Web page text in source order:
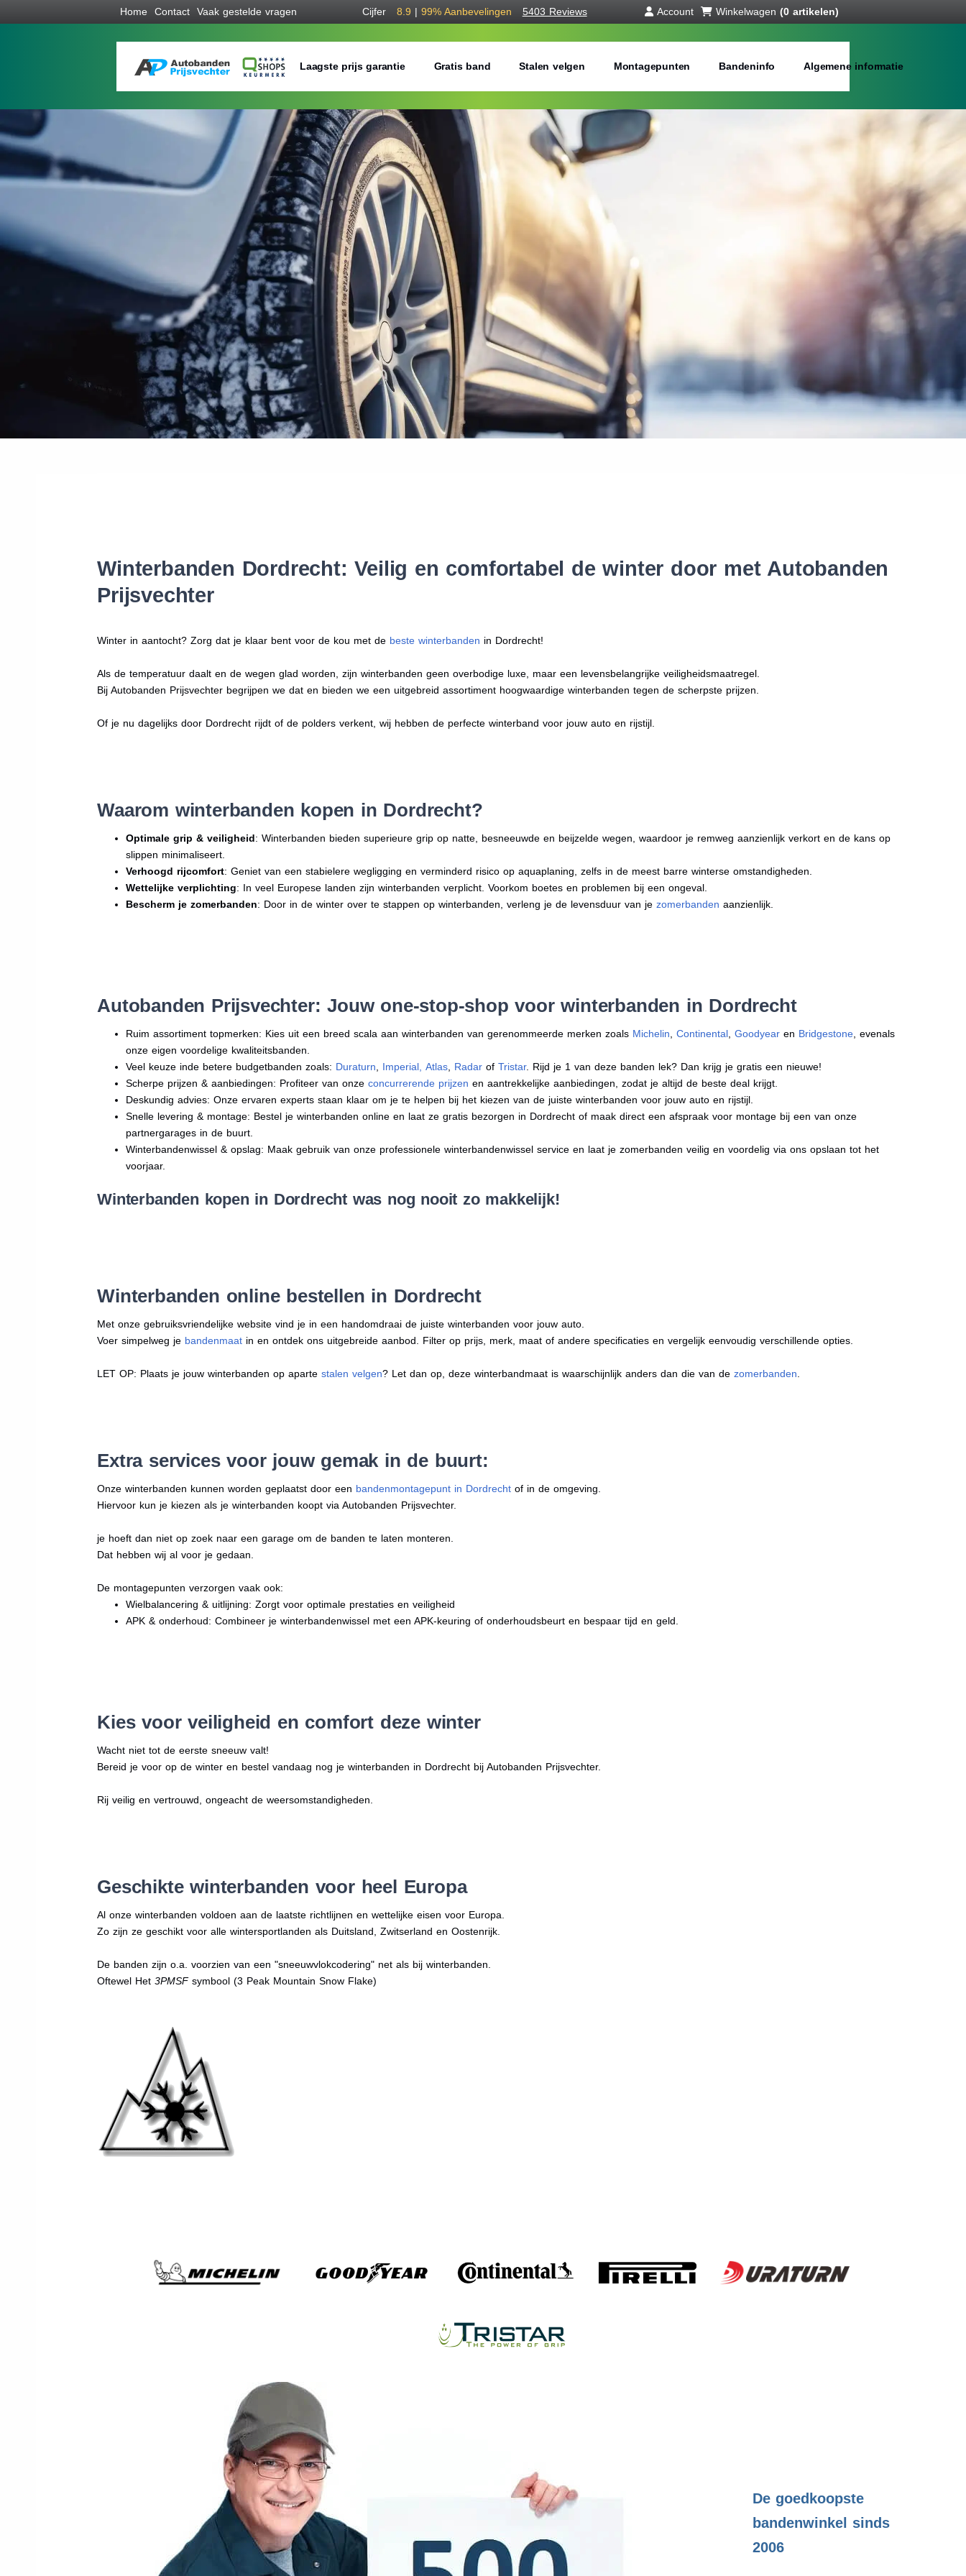
Home Contact Vaak gestelde vragen Cijfer 8.9 | 99% Aanbevelingen 5403 Reviews Account Winkelwagen (0 artikelen)
Laagste prijs garantie Gratis band Stalen velgen Montagepunten Bandeninfo Algemene informatie
Bestel voordelig winterbanden
Seizoen:
Breedte: Hoogte:
Waar vind ik de maat van mijn banden
Help mij met bestellen
Winterbanden Dordrecht: Veilig en comfortabel de winter door met Autobanden
Prijsvechter
Winter in aantocht? Zorg dat je klaar bent voor de kou met de beste winterbanden in Dordrecht!
Als de temperatuur daalt en de wegen glad worden, zijn winterbanden geen overbodige luxe, maar een levensbelangrijke veiligheidsmaatregel.
Bij Autobanden Prijsvechter begrijpen we dat en bieden we een uitgebreid assortiment hoogwaardige winterbanden tegen de scherpste prijzen.
Of je nu dagelijks door Dordrecht rijdt of de polders verkent, wij hebben de perfecte winterband voor jouw auto en rijstijl.
Waarom winterbanden kopen in Dordrecht?
Optimale grip & veiligheid: Winterbanden bieden superieure grip op natte, besneeuwde en beijzelde wegen, waardoor je remweg aanzienlijk verkort en de kans op
slippen minimaliseert.
Verhoogd rijcomfort: Geniet van een stabielere wegligging en verminderd risico op aquaplaning, zelfs in de meest barre winterse omstandigheden.
Wettelijke verplichting: In veel Europese landen zijn winterbanden verplicht. Voorkom boetes en problemen bij een ongeval.
Bescherm je zomerbanden: Door in de winter over te stappen op winterbanden, verleng je de levensduur van jezomerbanden aanzienlijk.
Autobanden Prijsvechter: Jouw one-stop-shop voor winterbanden in Dordrecht
Ruim assortiment topmerken: Kies uit een breed scala aan winterbanden van gerenommeerde merken zoals Michelin ,Continental ,Goodyear en Bridgestone , evenals
onze eigen voordelige kwaliteitsbanden.
Veel keuze inde betere budgetbanden zoals: Duraturn Imperial Atlas Radar ofTristar. Rijd je 1 van deze banden lek? Dan krijg je gratis een nieuwe!
Scherpe prijzen & aanbiedingen: Profiteer van onzeconcurrerende prijzen en aantrekkelijke aanbiedingen, zodat je altijd de beste deal krijgt.
Deskundig advies: Onze ervaren experts staan klaar om je te helpen bij het kiezen van de juiste winterbanden voor jouw auto en rijstijl.
Snelle levering & montage: Bestel je winterbanden online en laat ze gratis bezorgen in Dordrecht of maak direct een afspraak voor montage bij een van onze
partnergarages in de buurt.
Winterbandenwissel & opslag: Maak gebruik van onze professionele winterbandenwissel service en laat je zomerbanden veilig en voordelig via ons opslaan tot het
voorjaar.
Winterbanden kopen in Dordrecht was nog nooit zo makkelijk!
Winterbanden online bestellen in Dordrecht
Met onze gebruiksvriendelijke website vind je in een handomdraai de juiste winterbanden voor jouw auto.
Voer simpelweg je bandenmaat in en ontdek ons uitgebreide aanbod. Filter op prijs, merk, maat of andere specificaties en vergelijk eenvoudig verschillende opties.
LET OP: Plaats je jouw winterbanden op apartestalen velgen? Let dan op, deze winterbandmaat is waarschijnlijk anders dan die van dezomerbanden
Extra services voor jouw gemak in de buurt:
Onze winterbanden kunnen worden geplaatst door een bandenmontagepunt in Dordrecht of in de omgeving.
Hiervoor kun je kiezen als je winterbanden koopt via Autobanden Prijsvechter.
je hoeft dan niet op zoek naar een garage om de banden te laten monteren.
Dat hebben wij al voor je gedaan.
De montagepunten verzorgen vaak ook:
Wielbalancering & uitlijning: Zorgt voor optimale prestaties en veiligheid
APK & onderhoud: Combineer je winterbandenwissel met een APK-keuring of onderhoudsbeurt en bespaar tijd en geld.
Kies voor veiligheid en comfort deze winter
Wacht niet tot de eerste sneeuw valt!
Bereid je voor op de winter en bestel vandaag nog je winterbanden in Dordrecht bij Autobanden Prijsvechter.
Rij veilig en vertrouwd, ongeacht de weersomstandigheden.
Geschikte winterbanden voor heel Europa
Al onze winterbanden voldoen aan de laatste richtlijnen en wettelijke eisen voor Europa.
Zo zijn ze geschikt voor alle wintersportlanden als Duitsland, Zwitserland en Oostenrijk.
De banden zijn o.a. voorzien van een "sneeuwvlokcodering" net als bij winterbanden.
Oftewel Het3PMSFsymbool (3 Peak Mountain Snow Flake)
De goedkoopste
bandenwinkel sinds
2006